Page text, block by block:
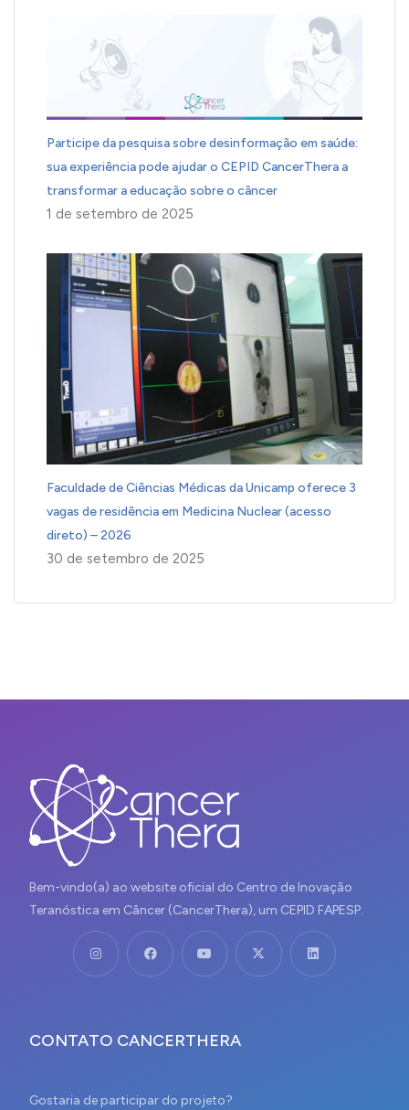
Participe da pesquisa sobre desinformação em saúde:
sua experiência pode ajudar o CEPID CancerThera a
transformar a educação sobre o câncer
1 de setembro de 2025
Faculdade de Ciências Médicas da Unicamp oferece 3
vagas de residência em Medicina Nuclear (acesso
direto) – 2026
30 de setembro de 2025
Bem-vindo(a) ao website oficial do Centro de Inovação
Teranóstica em Câncer (CancerThera), um CEPID FAPESP.
CONTATO CANCERTHERA
Gostaria de participar do projeto?